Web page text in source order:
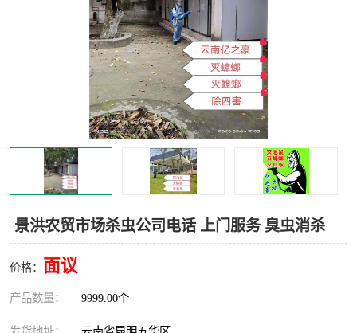
景洪农贸市场杀虫公司电话 上门服务 臭虫消杀
价格： 面议
产品数量： 9999.00个
昆明驱蛇公司 昆明除虫除蚁